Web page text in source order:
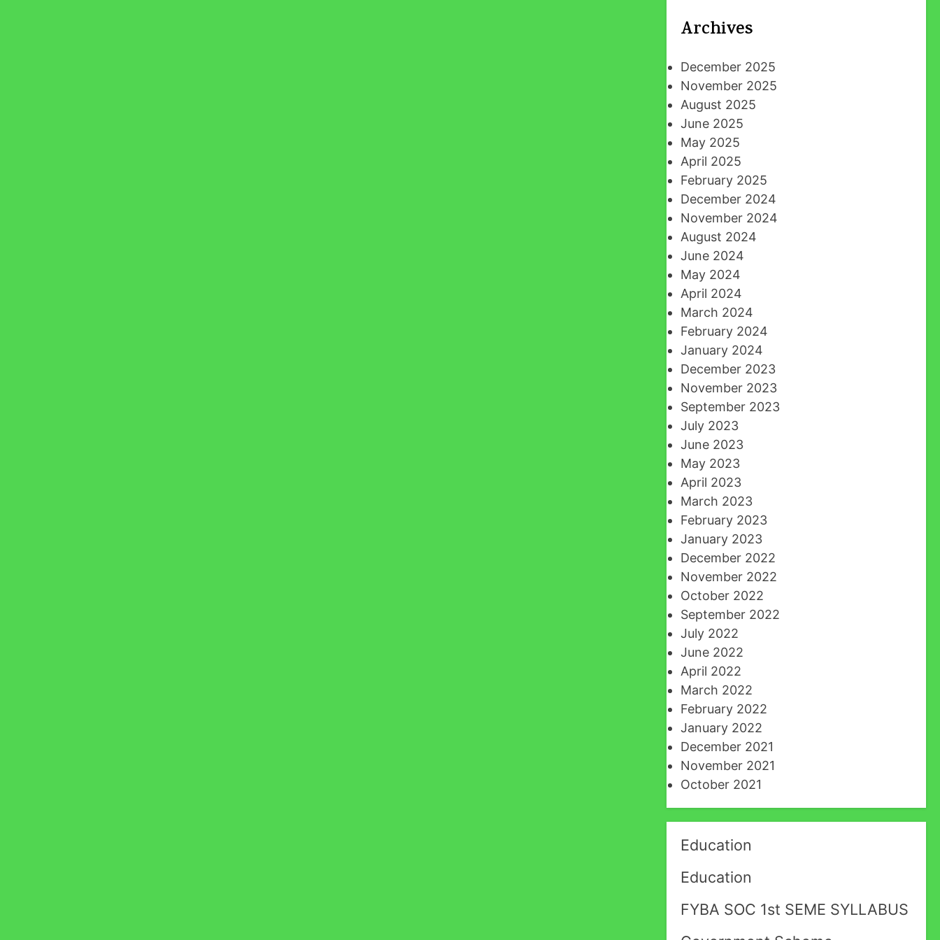
Archives
December 2025
November 2025
August 2025
June 2025
May 2025
April 2025
February 2025
December 2024
November 2024
August 2024
June 2024
May 2024
April 2024
March 2024
February 2024
January 2024
December 2023
November 2023
September 2023
July 2023
June 2023
May 2023
April 2023
March 2023
February 2023
January 2023
December 2022
November 2022
October 2022
September 2022
July 2022
June 2022
April 2022
March 2022
February 2022
January 2022
December 2021
November 2021
October 2021
Education
Education
FYBA SOC 1st SEME SYLLABUS